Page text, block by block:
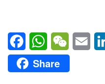
FacebookWhatsAppWeChatEmail
Share